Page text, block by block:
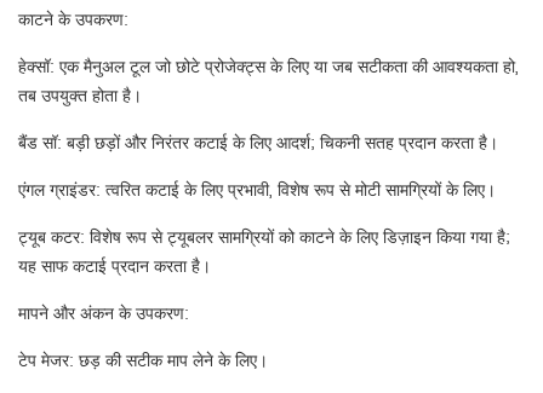
काटने के उपकरण:
हेक्सॉ: एक मैनुअल टूल जो छोटे प्रोजेक्ट्स के लिए या जब सटीकता की आवश्यकता हो,
तब उपयुक्त होता है।
बैंड सॉ: बड़ी छड़ों और निरंतर कटाई के लिए आदर्श; चिकनी सतह प्रदान करता है।
एंगल ग्राइंडर: त्वरित कटाई के लिए प्रभावी, विशेष रूप से मोटी सामग्रियों के लिए।
ट्यूब कटर: विशेष रूप से ट्यूबलर सामग्रियों को काटने के लिए डिज़ाइन किया गया है;
यह साफ कटाई प्रदान करता है।
मापने और अंकन के उपकरण:
टेप मेजर: छड़ की सटीक माप लेने के लिए।